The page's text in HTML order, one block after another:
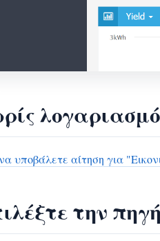
υποβάλετε αίτηση για
την